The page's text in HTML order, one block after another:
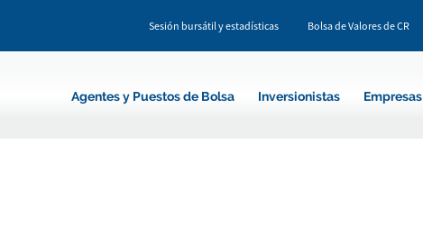
Sesión bursátil y estadísticas Bolsa de Valores de CR
Agentes y Puestos de Bolsa Inversionistas Empresas